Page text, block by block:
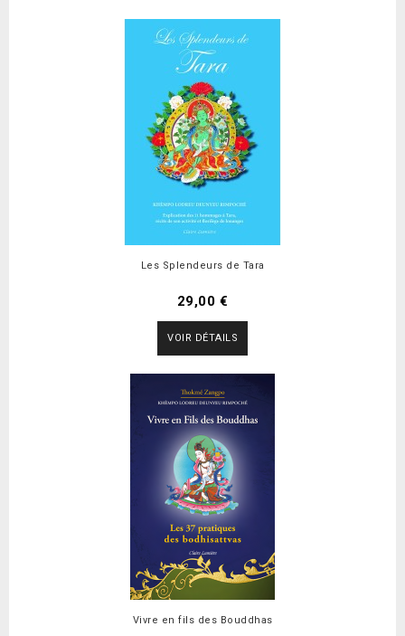
Les Splendeurs de Tara
29,00 €
VOIR DÉTAILS
Vivre en fils des Bouddhas